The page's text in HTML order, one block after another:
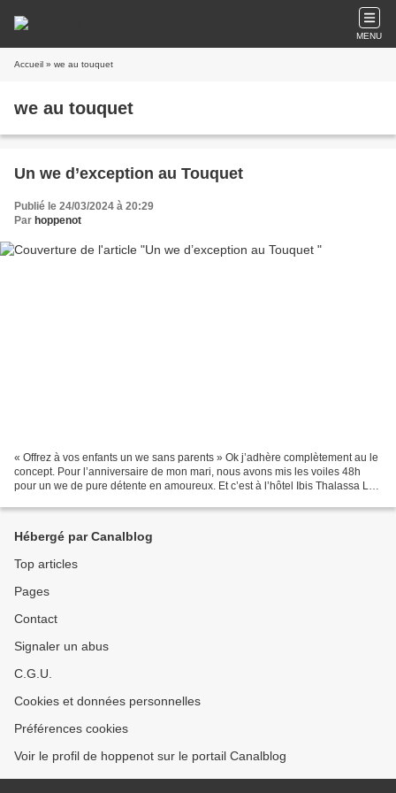
MENU
Accueil » we au touquet
we au touquet
Un we d’exception au Touquet
Publié le 24/03/2024 à 20:29
Par hoppenot
« Offrez à vos enfants un we sans parents » Ok j’adhère complètement au le
concept. Pour l’anniversaire de mon mari, nous avons mis les voiles 48h
pour un we de pure détente en amoureux. Et c’est à l’hôtel Ibis Thalassa Le
Hébergé par Canalblog
Top articles
Pages
Contact
Signaler un abus
C.G.U.
Cookies et données personnelles
Préférences cookies
Voir le profil de hoppenot sur le portail Canalblog